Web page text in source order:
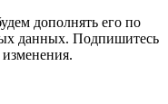
дополнять его по
данных. Подпишитесь